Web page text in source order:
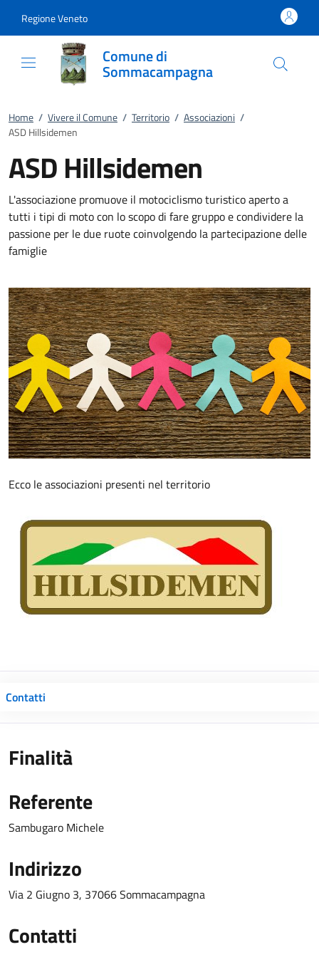
Regione Veneto
Comune di
Sommacampagna
Home / Vivere il Comune / Territorio / Associazioni /
ASD Hillsidemen
ASD Hillsidemen
L'associazione promuove il motociclismo turistico aperto a
tutti i tipi di moto con lo scopo di fare gruppo e condividere la
passione per le due ruote coinvolgendo la partecipazione delle
famiglie
Ecco le associazioni presenti nel territorio
Contatti
Finalità
Referente
Sambugaro Michele
Indirizzo
Via 2 Giugno 3, 37066 Sommacampagna
Contatti